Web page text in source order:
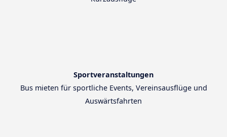
Sportveranstaltungen
Bus mieten für sportliche Events, Vereinsausflüge und
Auswärtsfahrten